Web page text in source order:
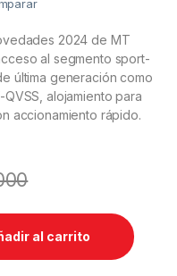
2024 de MT
al segmento sport-
última generación como
alojamiento para
accionamiento rápido.
al carrito